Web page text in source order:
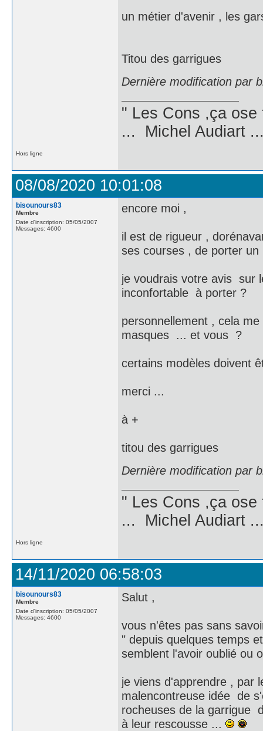
un métier d'avenir , les
Titou des garrigues
Dernière modification par
" Les Cons ,ça
... Michel Audiart
Hors ligne
08/08/2020 10:01:08
bisounours83
Membre
Date d'inscription: 05/05/2007
Messages: 4600
encore moi ,
il est de rigueur ,
ses courses , de porter
je voudrais votre avis sur
inconfortable à porter ?
personnellement , cela
masques ... et vous ?
certains modèles doivent
merci ...
à +
titou des garrigues
Dernière modification par
" Les Cons ,ça
... Michel Audiart
Hors ligne
14/11/2020 06:58:03
bisounours83
Membre
Date d'inscription: 05/05/2007
Messages: 4600
Salut ,
vous n'êtes pas sans
" depuis quelques temps
semblent l'avoir oublié ou
je viens d'apprendre , par
malencontreuse idée de
rocheuses de la garrigue
à leur rescousse ...